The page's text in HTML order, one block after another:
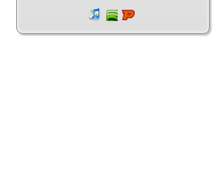
iTunesspotifyPlatekompaniet